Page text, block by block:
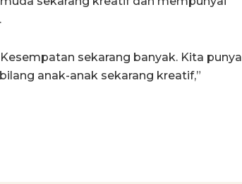
sekarang banyak. Kita punya
anak-anak sekarang kreatif,”